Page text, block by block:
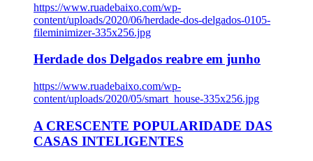
https://www.ruadebaixo.com/wp-
content/uploads/2020/06/herdade-dos-delgados-0105-
fileminimizer-335x256.jpg
Herdade dos Delgados reabre em junho
https://www.ruadebaixo.com/wp-
content/uploads/2020/05/smart_house-335x256.jpg
A CRESCENTE POPULARIDADE DAS
CASAS INTELIGENTES